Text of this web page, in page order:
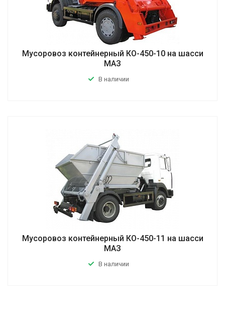
Мусоровоз контейнерный КО-450-10 на шасси
МАЗ
В наличии
Мусоровоз контейнерный КО-450-11 на шасси
МАЗ
В наличии